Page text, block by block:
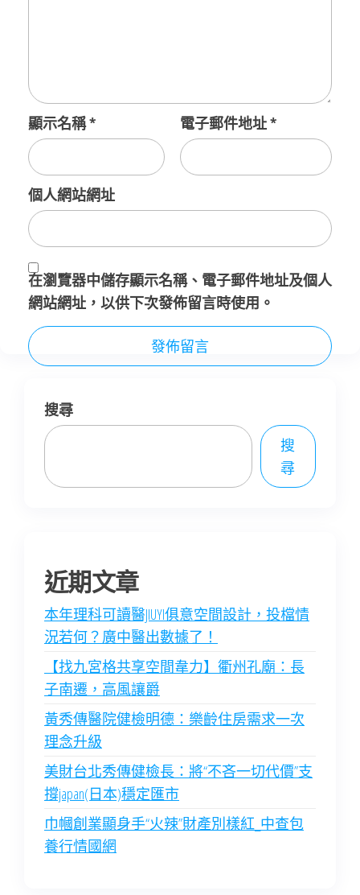
顯示名稱* 電子郵件地址*
個人網站網址
在瀏覽器中儲存顯示名稱、電子郵件地址及個人
網站網址，以供下次發佈留言時使用。
搜尋
搜
尋
近期文章
本年理科可讀醫JIUYI俱意空間設計，投檔情
況若何？廣中醫出數據了！
【找九宮格共享空間韋力】衢州孔廟：長
子南遷，高風讓爵
黃秀傳醫院健檢明德：樂齡住房需求一次
理念升級
美財台北秀傳健檢長：將“不吝一切代價”支
撐japan(日本)穩定匯市
巾幗創業顯身手“火辣”財產別樣紅_中查包
養行情國網